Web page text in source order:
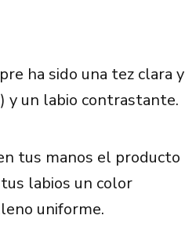
ha sido una tez clara y
y un labio contrastante.
tus manos el producto
labios un color
uniforme.